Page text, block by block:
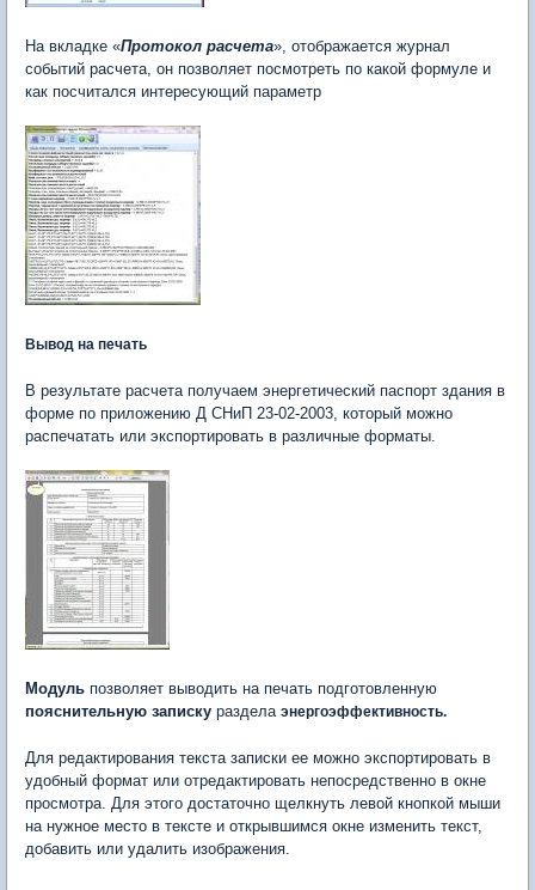
На вкладке «Протокол расчета», отображается журнал
событий расчета, он позволяет посмотреть по какой формуле и
как посчитался интересующий параметр
Вывод на печать
В результате расчета получаем энергетический паспорт здания в
форме по приложению Д СНиП 23-02-2003, который можно
распечатать или экспортировать в различные форматы.
Модуль позволяет выводить на печать подготовленную
пояснительную записку раздела энергоэффективность.
Для редактирования текста записки ее можно экспортировать в
удобный формат или отредактировать непосредственно в окне
просмотра. Для этого достаточно щелкнуть левой кнопкой мыши
на нужное место в тексте и открывшимся окне изменить текст,
добавить или удалить изображения.